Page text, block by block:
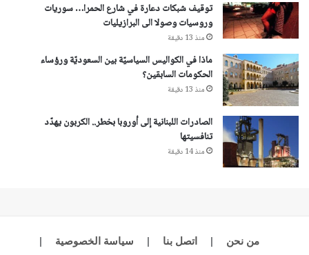
توقيف شبكات دعارة في شارع الحمرا… سوريات
وروسيات وصولا الى البرازيليات
منذ 13 دقيقة
ماذا في الكواليس السياسيّة بين السعوديّة ورؤساء
الحكومات السابقين؟
منذ 13 دقيقة
الصادرات اللبنانية إلى أوروبا بخطر.. الكربون يهدّد
تنافسيتها
منذ 14 دقيقة
من نحن | اتصل بنا | سياسة الخصوصية |